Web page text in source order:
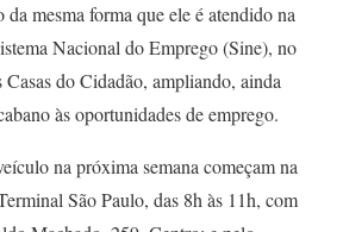
mesma forma que ele é atendido na
Nacional do Emprego (Sine), no
do Cidadão, ampliando, ainda
às oportunidades de emprego.
na próxima semana começam na
São Paulo, das 8h às 11h, com